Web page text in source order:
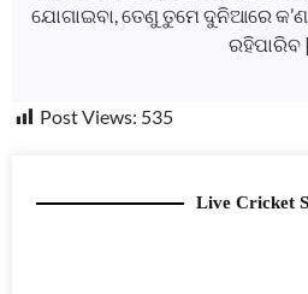
ଯୋଗାଇବା, ତେଣୁ ତୁମେ ଦୁନିଆରେ
ରହିପାରିବ |
Post Views: 535
Live Cricket